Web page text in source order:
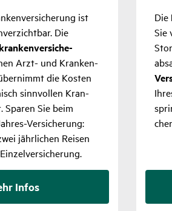
ist
Die
Arzt- und Kran­ken­
die Kosten
sinn­vollen Kran­
Sie beim
Versi­che­rung:
jähr­li­chen Reisen
Infos
Die
Sie